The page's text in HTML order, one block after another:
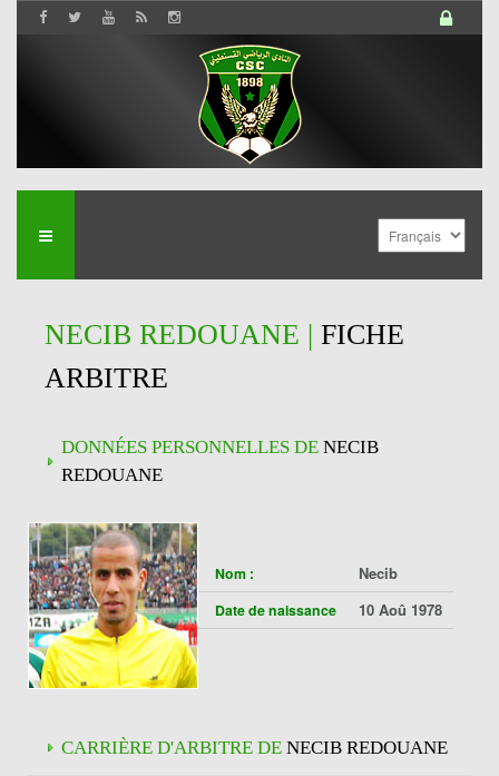
NECIB REDOUANE | FICHE
ARBITRE
DONNÉES PERSONNELLES DE NECIB
REDOUANE
Nom : Necib
Date de naissance 10 Aoû 1978
CARRIÈRE D'ARBITRE DE NECIB REDOUANE